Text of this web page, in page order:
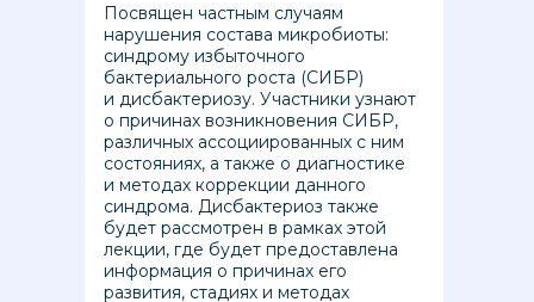
Посвящен частным случаям
нарушения состава микробиоты:
синдрому избыточного
бактериального роста (СИБР)
и дисбактериозу. Участники узнают
о причинах возникновения СИБР,
различных ассоциированных с ним
состояниях, а также о диагностике
и методах коррекции данного
синдрома. Дисбактериоз также
будет рассмотрен в рамках этой
лекции, где будет предоставлена
информация о причинах его
развития, стадиях и методах